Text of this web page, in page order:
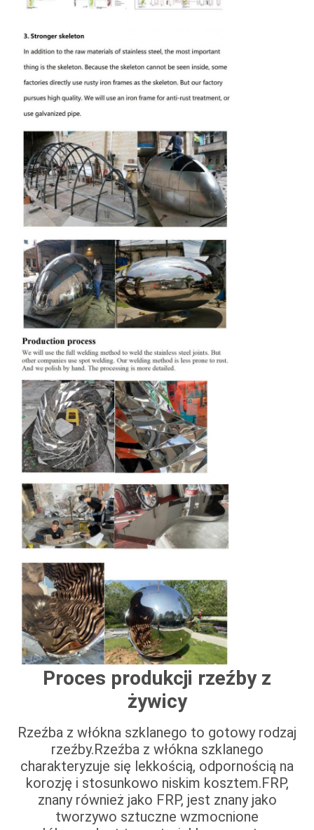
Proces produkcji rzeźby z
żywicy
Rzeźba z włókna szklanego to gotowy rodzaj
rzeźby.Rzeźba z włókna szklanego
charakteryzuje się lekkością, odpornością na
korozję i stosunkowo niskim kosztem.FRP,
znany również jako FRP, jest znany jako
tworzywo sztuczne wzmocnione